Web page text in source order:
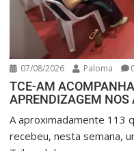
07/08/2026 Paloma
TCE-AM
APRENDIZAGEM
A aproximadamente 113
recebeu, nesta semana,